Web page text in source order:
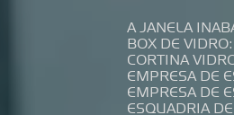
A JANELA
BOX DE
CORTINA
EMPRESA DE
EMPRESA DE
ESQUADRIA